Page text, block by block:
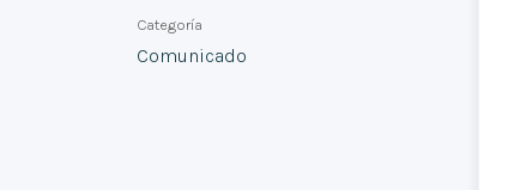
Categoría
Comunicado